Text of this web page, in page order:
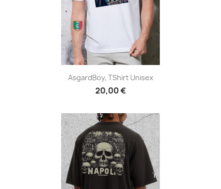
AsgardBoy, TShirt Unisex
20,00 €